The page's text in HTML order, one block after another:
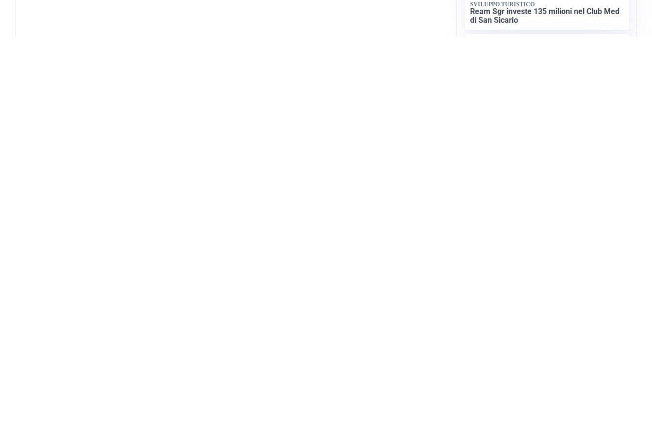
SVILUPPO TURISTICO
Ream Sgr investe 135 milioni nel Club Med
di San Sicario